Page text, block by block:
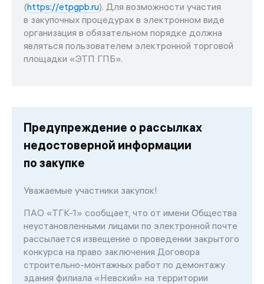
(https://etpgpb.ru). Для возможности участия
в закупочных процедурах в электронном виде
организация в обязательном порядке должна
являться пользователем электронной торговой
площадки «ЭТП ГПБ».
Предупреждение о рассылках
недостоверной информации
по закупке
Уважаемые участники закупок!
ПАО «ТГК-1» сообщает, что от имени Общества
неустановленными лицами по электронной почте
рассылается извещение о проведении закрытого
конкурса на право заключения Договора
строительно-монтажных работ по демонтажу
здания филиала «Невский» на территории